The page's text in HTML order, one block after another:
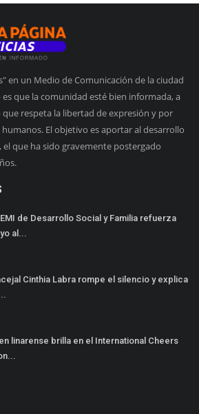
en un Medio de Comunicación de la ciudad
que la comunidad esté bien informada, a
respeta la libertad de expresión y por
El objetivo es aportar al desarrollo
que ha sido gravemente postergado
de Desarrollo Social y Familia refuerza
al...
Cinthia Labra rompe el silencio y explica
linarense brilla en el International Cheers